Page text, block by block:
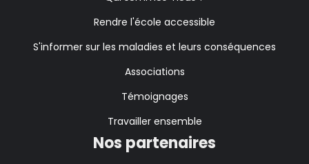
Rendre l'école accessible
S'informer sur les maladies et leurs conséquences
Associations
Témoignages
Travailler ensemble
Nos partenaires